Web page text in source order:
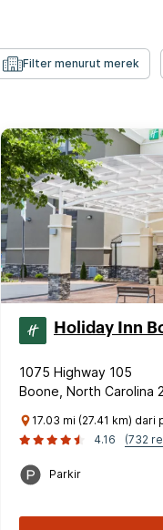
Filter menurut merek
Holiday Inn
1075 Highway 105
Boone, North Carolina
17.03 mi (27.41 km)
4.16
(732
Parkir